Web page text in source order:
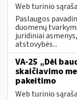
Web turinio
Paslaugos
duomenų
juridiniai
atstovybės...
VA-25 „Dėl
skaičiavimo
pakeitimo
Web turinio